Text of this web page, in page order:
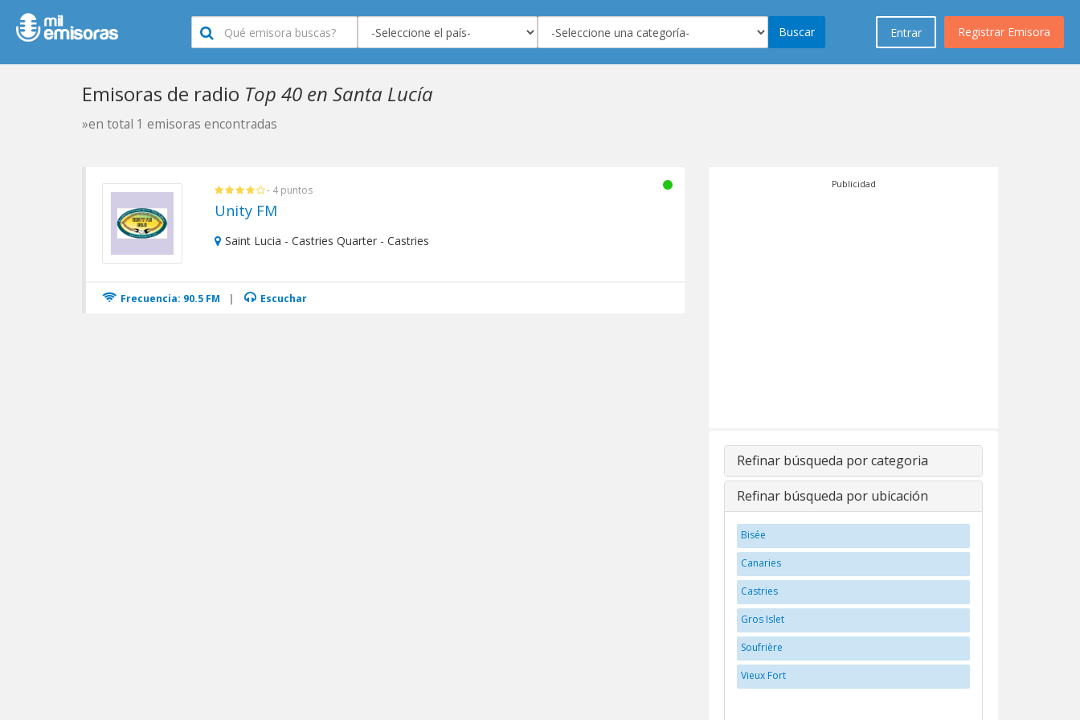
Registrar Emisora
Entrar
Buscar
Emisoras de radio Top 40 en Santa Lucía
»en total 1 emisoras encontradas
- 4 puntos
Unity FM
Saint Lucia - Castries Quarter - Castries
Frecuencia: 90.5 FM | Escuchar
Publicidad
Refinar búsqueda por categoria
Refinar búsqueda por ubicación
Bisée
Canaries
Castries
Gros Islet
Soufrière
Vieux Fort